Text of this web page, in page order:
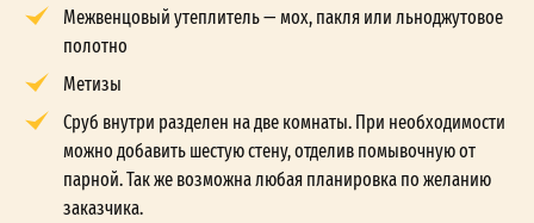
Межвенцовый утеплитель — мох, пакля или льноджутовое
полотно
Метизы
Сруб внутри разделен на две комнаты. При необходимости
можно добавить шестую стену, отделив помывочную от
парной. Так же возможна любая планировка по желанию
заказчика.